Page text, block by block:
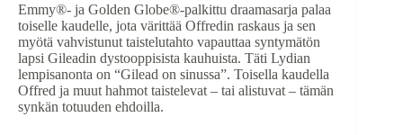
Emmy®- ja Golden Globe®-palkittu draamasarja palaa
toiselle kaudelle, jota värittää Offredin raskaus ja sen
myötä vahvistunut taistelutahto vapauttaa syntymätön
lapsi Gileadin dystooppisista kauhuista. Täti Lydian
lempisanonta on “Gilead on sinussa”. Toisella kaudella
Offred ja muut hahmot taistelevat – tai alistuvat – tämän
synkän totuuden ehdoilla.